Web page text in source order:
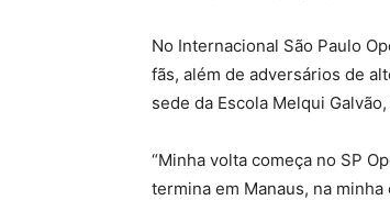
No Internacional São Paulo
fãs, além de adversários de
sede da Escola Melqui
“Minha volta começa no SP
termina em Manaus, na